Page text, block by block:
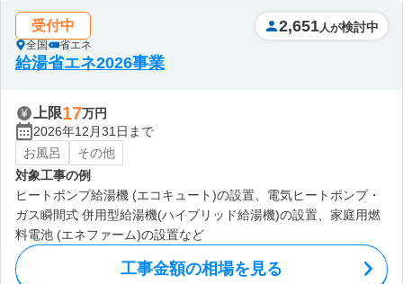
受付中
全国 省エネ
2,651 人が検討中
給湯省エネ2026事業
上限17万円
2026年12月31日まで
お風呂
その他
対象工事の例
ヒートポンプ給湯機 (エコキュート)の設置、電気ヒートポンプ・
ガス瞬間式 併用型給湯機(ハイブリッド給湯機)の設置、家庭用燃
料電池 (エネファーム)の設置など
工事金額の相場を見る